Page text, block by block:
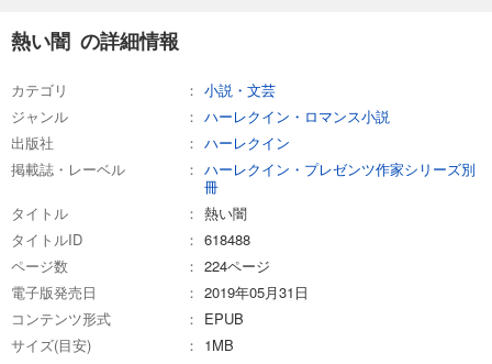
熱い闇 の詳細情報
カテゴリ
小説・文芸
ジャンル
ハーレクイン・ロマンス小説
出版社
ハーレクイン
掲載誌・レーベル
ハーレクイン・プレゼンツ作家シリーズ別
冊
タイトル
熱い闇
タイトルID
618488
ページ数
224ページ
電子版発売日
2019年05月31日
コンテンツ形式
EPUB
サイズ(目安)
1MB